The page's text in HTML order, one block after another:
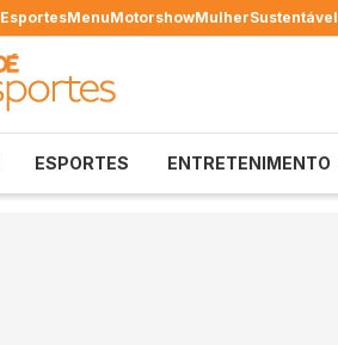
EsportesMenuMotorshowMulherSustentável
ESPORTES ENTRETENIMENTO